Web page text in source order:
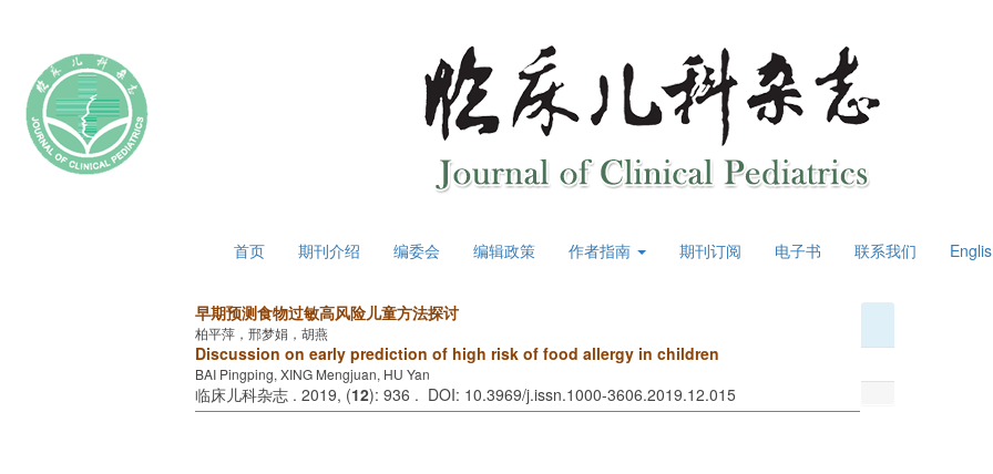
首页 期刊介绍 编委会 编辑政策 作者指南 期刊订阅 电子书 联系我们
早期预测食物过敏高风险儿童方法探讨
柏平萍，邢梦娟，胡燕
Discussion on early prediction of high risk of food allergy in children
BAI Pingping, XING Mengjuan, HU Yan
临床儿科杂志 . 2019, (12): 936 . DOI: 10.3969/j.issn.1000-3606.2019.12.015